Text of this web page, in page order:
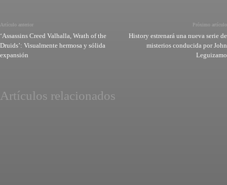
Artículo anterior
‘Assassins Creed Valhalla, Wrath of the
Druids’: Visualmente hermosa y sólida
expansión
Próximo artículo
History estrenará una nueva serie de
misterios conducida por John
Leguizamo
Artículos relacionados